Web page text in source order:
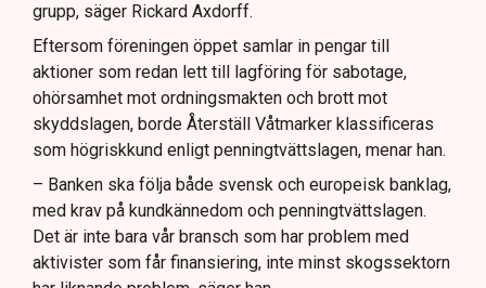
grupp, säger Rickard Axdorff.
Eftersom föreningen öppet samlar in pengar till
aktioner som redan lett till lagföring för sabotage,
ohörsamhet mot ordningsmakten och brott mot
skyddslagen, borde Återställ Våtmarker klassificeras
som högriskkund enligt penningtvättslagen, menar han.
– Banken ska följa både svensk och europeisk banklag,
med krav på kundkännedom och penningtvättslagen.
Det är inte bara vår bransch som har problem med
aktivister som får finansiering, inte minst skogssektorn